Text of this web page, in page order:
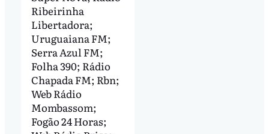
Ribeirinha
Libertadora;
Uruguaiana FM;
Serra Azul FM;
Folha 390; Rádio
Chapada FM; Rbn;
Web Rádio
Mombassom;
Fogão 24 Horas;